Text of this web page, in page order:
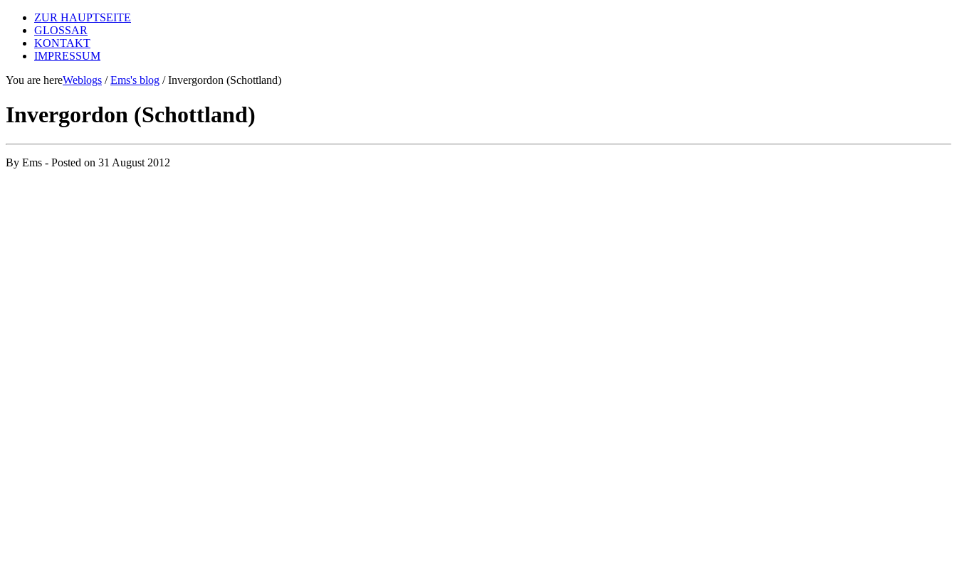
ZUR HAUPTSEITE
GLOSSAR
KONTAKT
IMPRESSUM
You are hereWeblogs /Ems's blog / Invergordon (Schottland)
Invergordon (Schottland)
By Ems - Posted on 31 August 2012